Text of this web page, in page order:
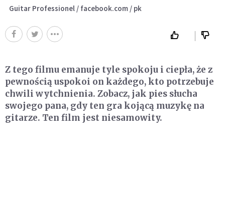
Guitar Professionel / facebook.com / pk
Z tego filmu emanuje tyle spokoju i ciepła, że z
pewnością uspokoi on każdego, kto potrzebuje
chwili wytchnienia. Zobacz, jak pies słucha
swojego pana, gdy ten gra kojącą muzykę na
gitarze. Ten film jest niesamowity.